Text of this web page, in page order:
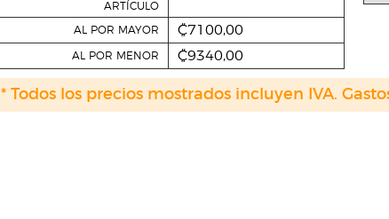
ARTÍCULO
AL POR MAYOR ₡7100,00
AL POR MENOR ₡9340,00
* Todos los precios mostrados incluyen IVA.